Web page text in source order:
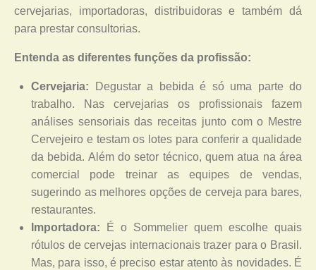
cervejarias, importadoras, distribuidoras e também dá
para prestar consultorias.
Entenda as diferentes funções da profissão:
Cervejaria:
Degustar a bebida é só uma parte do
trabalho. Nas cervejarias os profissionais fazem
análises sensoriais das receitas junto com o Mestre
Cervejeiro e testam os lotes para conferir a qualidade
da bebida. Além do setor técnico, quem atua na área
comercial pode treinar as equipes de vendas,
sugerindo as melhores opções de cerveja para bares,
restaurantes.
Importadora: É o Sommelier quem escolhe quais
rótulos de cervejas internacionais trazer para o Brasil.
Mas, para isso, é preciso estar atento às novidades. É